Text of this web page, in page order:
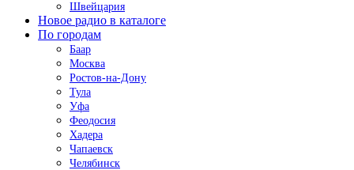
Швейцария
Новое радио в каталоге
По городам
Баар
Москва
Ростов-на-Дону
Тула
Уфа
Феодосия
Хадера
Чапаевск
Челябинск